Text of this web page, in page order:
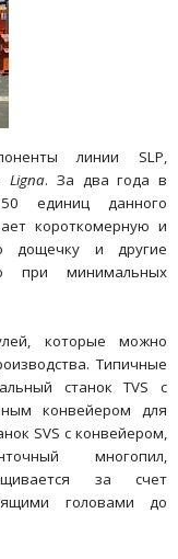
линии SLP,
Ligna. За два года в
единиц данного
короткомерную и
дощечку и другие
при минимальных
которые можно
Типичные
станок TVS с
конвейером для
SVS с конвейером,
многопил,
за счет
головами до